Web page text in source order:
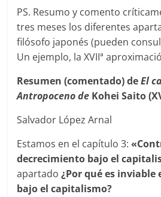
PS. Resumo y comento
tres meses los diferentes
filósofo japonés (pueden
Un ejemplo, la XVIIª
Resumen (comentado) deEl
Antropoceno de Kohei Saito
Salvador López Arnal
Estamos en el capítulo 3:«
decrecimiento bajo el
apartado¿Por qué es
bajo el capitalismo?